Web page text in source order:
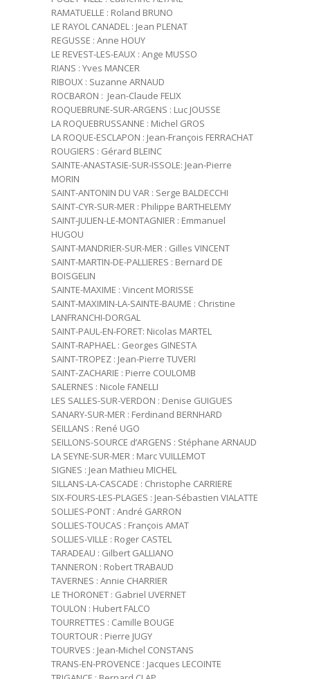
RAMATUELLE : Roland BRUNO
LE RAYOL CANADEL : Jean PLENAT
REGUSSE : Anne HOUY
LE REVEST-LES-EAUX : Ange MUSSO
RIANS : Yves MANCER
RIBOUX : Suzanne ARNAUD
ROCBARON : Jean-Claude FELIX
ROQUEBRUNE-SUR-ARGENS : Luc JOUSSE
LA ROQUEBRUSSANNE : Michel GROS
LA ROQUE-ESCLAPON : Jean-François FERRACHAT
ROUGIERS : Gérard BLEINC
SAINTE-ANASTASIE-SUR-ISSOLE: Jean-Pierre
MORIN
SAINT-ANTONIN DU VAR : Serge BALDECCHI
SAINT-CYR-SUR-MER : Philippe BARTHELEMY
SAINT-JULIEN-LE-MONTAGNIER : Emmanuel
HUGOU
SAINT-MANDRIER-SUR-MER : Gilles VINCENT
SAINT-MARTIN-DE-PALLIERES : Bernard DE
BOISGELIN
SAINTE-MAXIME : Vincent MORISSE
SAINT-MAXIMIN-LA-SAINTE-BAUME : Christine
LANFRANCHI-DORGAL
SAINT-PAUL-EN-FORET: Nicolas MARTEL
SAINT-RAPHAEL : Georges GINESTA
SAINT-TROPEZ : Jean-Pierre TUVERI
SAINT-ZACHARIE : Pierre COULOMB
SALERNES : Nicole FANELLI
LES SALLES-SUR-VERDON : Denise GUIGUES
SANARY-SUR-MER : Ferdinand BERNHARD
SEILLANS : René UGO
SEILLONS-SOURCE d’ARGENS : Stéphane ARNAUD
LA SEYNE-SUR-MER : Marc VUILLEMOT
SIGNES : Jean Mathieu MICHEL
SILLANS-LA-CASCADE : Christophe CARRIERE
SIX-FOURS-LES-PLAGES : Jean-Sébastien VIALATTE
SOLLIES-PONT : André GARRON
SOLLIES-TOUCAS : François AMAT
SOLLIES-VILLE : Roger CASTEL
TARADEAU : Gilbert GALLIANO
TANNERON : Robert TRABAUD
TAVERNES : Annie CHARRIER
LE THORONET : Gabriel UVERNET
TOULON : Hubert FALCO
TOURRETTES : Camille BOUGE
TOURTOUR : Pierre JUGY
TOURVES : Jean-Michel CONSTANS
TRANS-EN-PROVENCE : Jacques LECOINTE